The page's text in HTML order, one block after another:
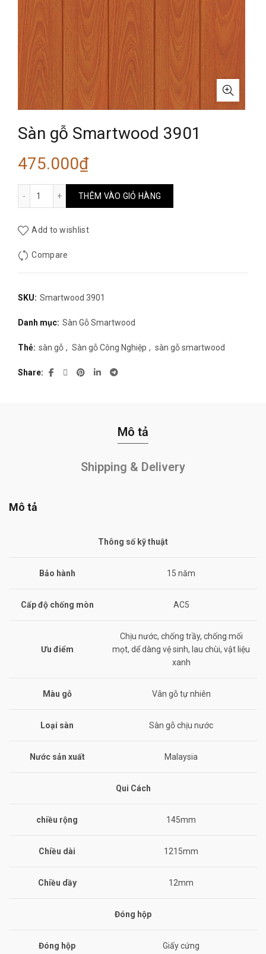
Sàn gỗ Smartwood 3901
475.000₫
Sàn gỗ Smartwood 3901 số lượng
THÊM VÀO GIỎ HÀNG
Add to wishlist
Compare
SKU: Smartwood 3901
Danh mục: Sàn Gỗ Smartwood
Thẻ: sàn gỗ , Sàn gỗ Công Nghiệp , sàn gỗ smartwood
Share
Mô tả
Shipping & Delivery
Mô tả
Thông số kỹ thuật
Bảo hành 15 năm
Cấp độ chống mòn AC5
Ưu điểm
Chịu nước, chống trầy, chống mối
mọt, dể dàng vệ sinh, lau chùi, vật liệu
xanh
Màu gỗ Vân gỗ tự nhiên
Loại sàn Sàn gỗ chịu nước
Nước sản xuất Malaysia
Qui Cách
chiều rộng 145mm
Chiều dài 1215mm
Chiều dầy 12mm
Đóng hộp
Đóng hộp Giấy cứng